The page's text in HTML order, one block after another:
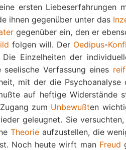
ersten Liebeserfahrungen
ihnen gegenüber unter das
gegenüber ein, den er
folgen will. Der Oedipus-
Einzelheiten der
Verfassung eines
mit der die Psychoanalyse
auf heftige Widerstände
zum Unbewußten
geleugnet. Sie
Theorie aufzustellen, die
Noch heute wirft man Freud